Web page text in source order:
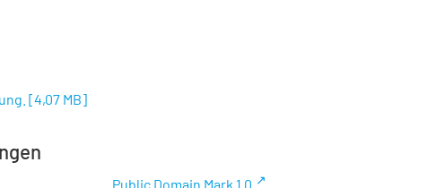
[4,07 MB]
Public Domain Mark 1.0